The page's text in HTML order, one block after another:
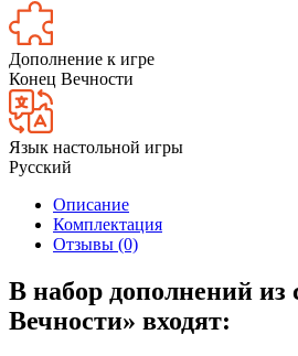
Дополнение к игре
Конец Вечности
Язык настольной игры
Русский
Описание
Комплектация
Отзывы (0)
В набор дополнений из
Вечности» входят: